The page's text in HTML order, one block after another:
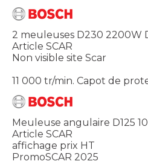
2 meuleuses D230 2200W
Article SCAR
Non visible site Scar
11 000 tr/min. Capot de
Meuleuse angulaire D125
Article SCAR
affichage prix HT
PromoSCAR 2025